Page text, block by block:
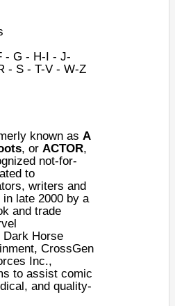
- G - H-I - J-
- S - T-V - W-Z
known as A
, or ACTOR,
not-for-
to
writers and
late 2000 by a
and trade
Dark Horse
, CrossGen
Inc.,
to assist comic
and quality-